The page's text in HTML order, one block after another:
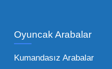
kadar zengindir. Bir
çeşitliliği ile doğru
Oyuncak Arabalar
Kumandasız Arabalar